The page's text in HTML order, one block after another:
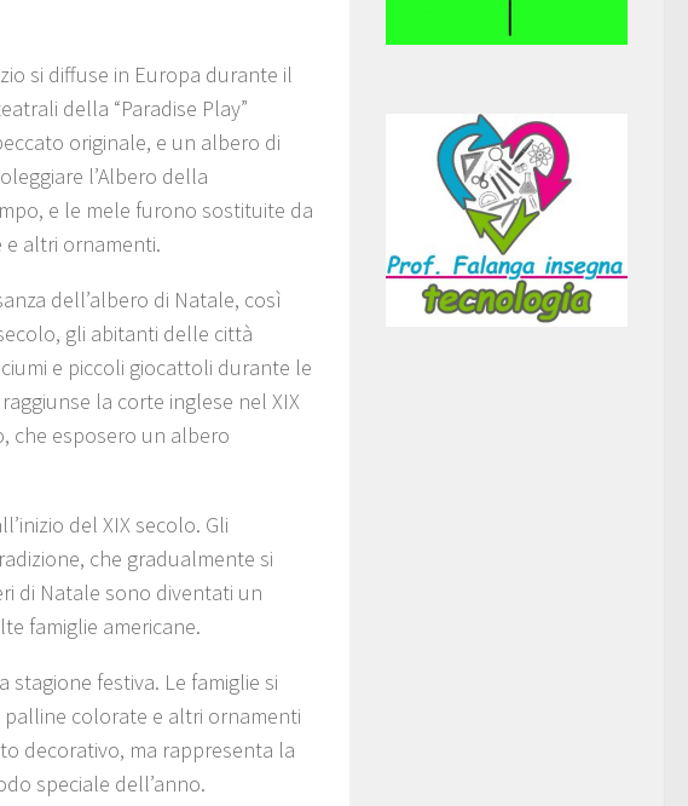
si diffuse in Europa durante il
della “Paradise Play”
originale, e un albero di
l’Albero della
e le mele furono sostituite da
e altri ornamenti.
dell’albero di Natale, così
gli abitanti delle città
e piccoli giocattoli durante le
la corte inglese nel XIX
che esposero un albero
del XIX secolo. Gli
che gradualmente si
di Natale sono diventati un
famiglie americane.
stagione festiva. Le famiglie si
colorate e altri ornamenti
decorativo, ma rappresenta la
speciale dell’anno.